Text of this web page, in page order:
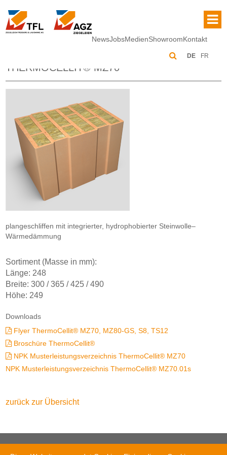
NewsJobsMedienShowroomKontakt
DE FR
THERMOCELLIT® MZ70
plangeschliffen mit integrierter, hydrophobierter Steinwolle–
Wärmedämmung
Sortiment (Masse in mm):
Länge: 248
Breite: 300 / 365 / 425 / 490
Höhe: 249
Downloads
Flyer ThermoCellit® MZ70, MZ80-GS, S8, TS12
Broschüre ThermoCellit®
NPK Musterleistungsverzeichnis ThermoCellit® MZ70
NPK Musterleistungsverzeichnis ThermoCellit® MZ70.01s
zurück zur Übersicht